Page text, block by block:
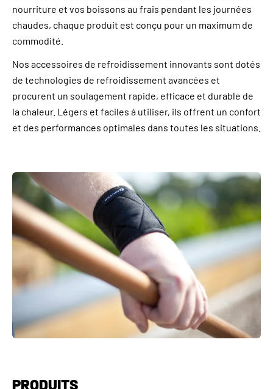
nourriture et vos boissons au frais pendant les journées
chaudes, chaque produit est conçu pour un maximum de
commodité.
Nos accessoires de refroidissement innovants sont dotés
de technologies de refroidissement avancées et
procurent un soulagement rapide, efficace et durable de
la chaleur. Légers et faciles à utiliser, ils offrent un confort
et des performances optimales dans toutes les situations.
PRODUITS